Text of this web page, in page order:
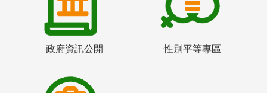
政府資訊公開 性別平等專區